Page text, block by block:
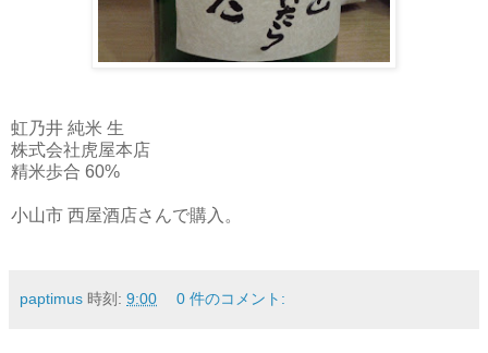
虹乃井 純米 生
株式会社虎屋本店
精米歩合 60%
小山市 西屋酒店さんで購入。
paptimus 時刻: 9:00 0 件のコメント: